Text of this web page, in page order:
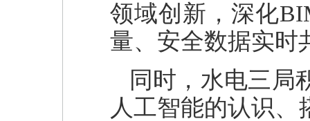
领域创新，深化
量、安全数据实时
同时，水电三局
人工智能的认识